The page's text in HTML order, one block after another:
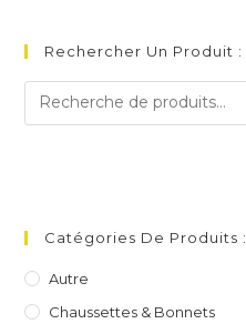
Rechercher Un Produit :
Catégories De Produits :
Autre
Chaussettes & Bonnets